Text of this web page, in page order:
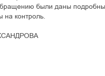
были даны
на контроль.